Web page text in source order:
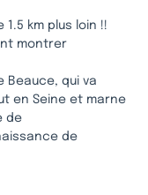
1.5 km plus loin !!
montrer
qui va
en Seine et marne
de
de